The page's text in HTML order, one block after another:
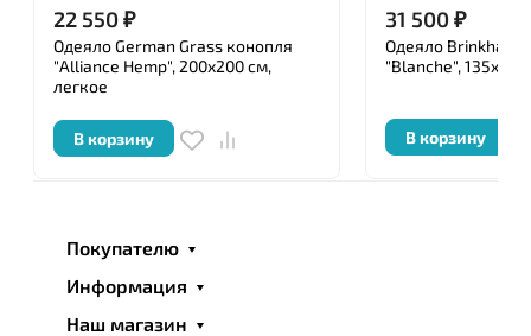
22 550₽
Одеяло German Grass конопля
"Alliance Hemp", 200x200 см,
легкое
В корзину
31 500₽
Одеяло Brinkhaus
"Blanche",
В корзину
Покупателю
Информация
Наш магазин